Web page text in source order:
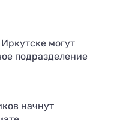
могут
подразделение
начнут